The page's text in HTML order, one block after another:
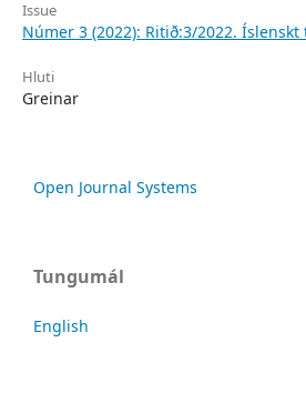
Issue
Númer 3 (2022): Ritið:3/2022. Íslenskt
Hluti
Greinar
Open Journal Systems
Tungumál
English